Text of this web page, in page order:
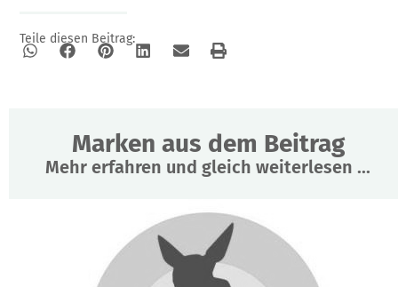
Teile diesen Beitrag:
Marken aus dem Beitrag
Mehr erfahren und gleich weiterlesen ...